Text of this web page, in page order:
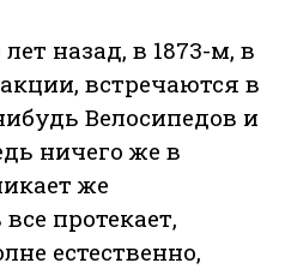
назад, в 1873-м, в
встречаются в
Велосипедов и
ничего же в
же
протекает,
естественно,